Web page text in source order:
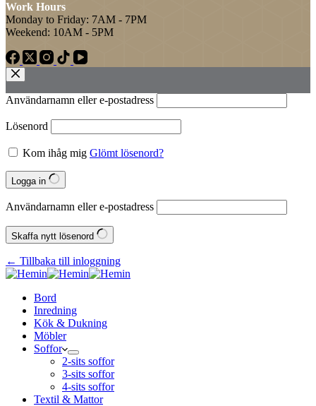
Work Hours
Monday to Friday: 7AM - 7PM
Weekend: 10AM - 5PM
Användarnamn eller e‑postadress
Lösenord
Kom ihåg mig Glömt lösenord?
Logga in
Användarnamn eller e‑postadress
Skaffa nytt lösenord
← Tillbaka till inloggning
Bord
Inredning
Kök & Dukning
Möbler
Soffor
2-sits soffor
3-sits soffor
4-sits soffor
Textil & Mattor